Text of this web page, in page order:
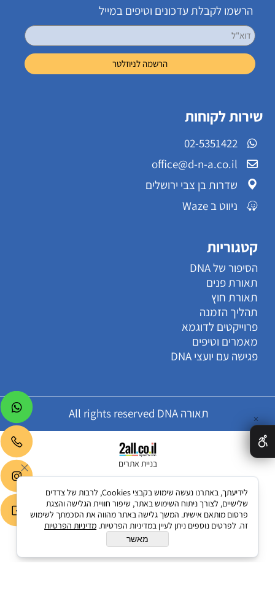
הרשמו לקבלת עדכונים וטיפים במייל
שירות לקוחות
02-5351422
office@d-n-a.co.il
שדרות בן צבי ירושלים
ניווט ב Waze
קטגוריות
הסיפור של DNA
תאורת פנים
תאורת חוץ
תהליך הזמנה
פרוייקטים לדוגמא
מאמרים וטיפים
פגישה עם יועצי DNA
תאורה All rights reserved DNA
בניית אתרים
✕
לידיעתך, באתרנו נעשה שימוש בקבצי Cookies, לרבות של צדדים
שלישיים, לצורך ניתוח השימוש באתר, שיפור חוויית הגלישה והצגת
פרסום מותאם אישית. המשך גלישה באתר מהווה את הסכמתך לשימוש
זה. לפרטים נוספים ניתן לעיין במדיניות הפרטיות. מדיניות הפרטיות
מאשר